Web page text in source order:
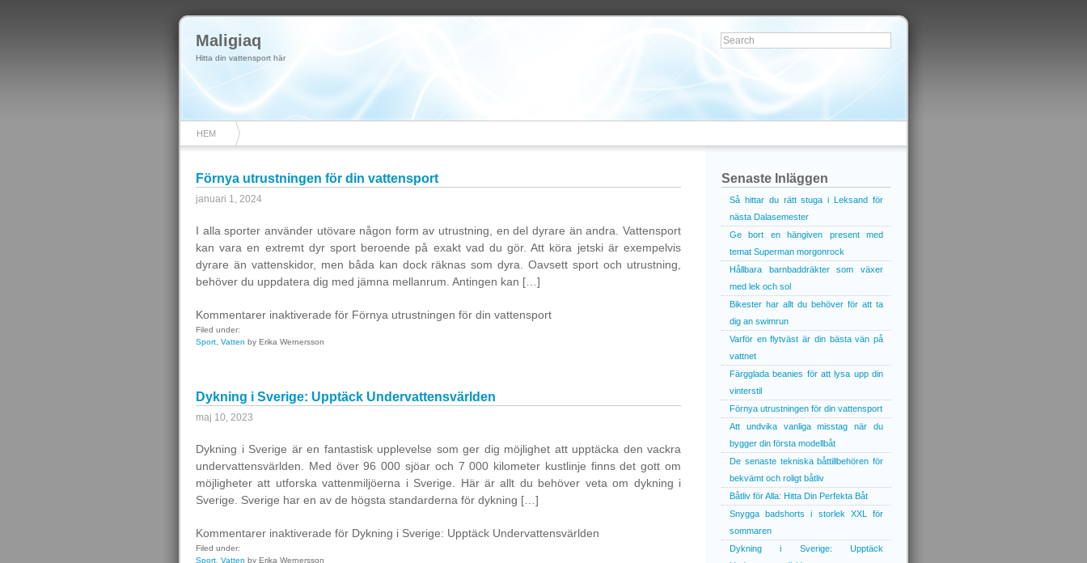
Maligiaq
Hitta din vattensport här
HEM
Förnya utrustningen för din vattensport
januari 1, 2024
I alla sporter använder utövare någon form av utrustning, en del dyrare än andra. Vattensport
kan vara en extremt dyr sport beroende på exakt vad du gör. Att köra jetski är exempelvis
dyrare än vattenskidor, men båda kan dock räknas som dyra. Oavsett sport och utrustning,
behöver du uppdatera dig med jämna mellanrum. Antingen kan […]
Kommentarer inaktiverade för Förnya utrustningen för din vattensport
Filed under:
Sport Vatten by Erika Wernersson
Dykning i Sverige: Upptäck Undervattensvärlden
maj 10, 2023
Dykning i Sverige är en fantastisk upplevelse som ger dig möjlighet att upptäcka den vackra
undervattensvärlden. Med över 96 000 sjöar och 7 000 kilometer kustlinje finns det gott om
möjligheter att utforska vattenmiljöerna i Sverige. Här är allt du behöver veta om dykning i
Sverige. Sverige har en av de högsta standarderna för dykning […]
Kommentarer inaktiverade för Dykning i Sverige: Upptäck Undervattensvärlden
Filed under:
Sport Vatten by Erika Wernersson
Senaste Inläggen
Så hittar du rätt stuga i Leksand för
nästa Dalasemester
Ge bort en hängiven present med
temat Superman morgonrock
Hållbara barnbaddräkter som växer
med lek och sol
Bikester har allt du behöver för att ta
dig an swimrun
Varför en flytväst är din bästa vän på
vattnet
Färgglada beanies för att lysa upp din
vinterstil
Förnya utrustningen för din vattensport
Att undvika vanliga misstag när du
bygger din första modellbåt
De senaste tekniska båttillbehören för
bekvämt och roligt båtliv
Båtliv för Alla: Hitta Din Perfekta Båt
Snygga badshorts i storlek XXL för
sommaren
Dykning i Sverige: Upptäck